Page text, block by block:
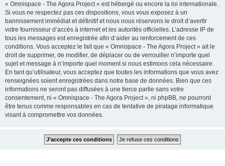
« Omnispace - The Agora Project » est hébergé ou encore la loi internationale.
Si vous ne respectez pas ces dispositions, vous vous exposez à un
bannissement immédiat et définitif et nous nous réservons le droit d’avertir
votre fournisseur d’accès à internet et les autorités officielles. L’adresse IP de
tous les messages est enregistrée afin d’aider au renforcement de ces
conditions. Vous acceptez le fait que « Omnispace - The Agora Project » ait le
droit de supprimer, de modifier, de déplacer ou de verrouiller n’importe quel
sujet et message à n’importe quel moment si nous estimons cela nécessaire.
En tant qu’utilisateur, vous acceptez que toutes les informations que vous avez
renseignées soient enregistrées dans notre base de données. Bien que ces
informations ne seront pas diffusées à une tierce partie sans votre
consentement, ni « Omnispace - The Agora Project », ni phpBB, ne pourront
être tenus comme responsables en cas de tentative de piratage informatique
visant à compromettre vos données.